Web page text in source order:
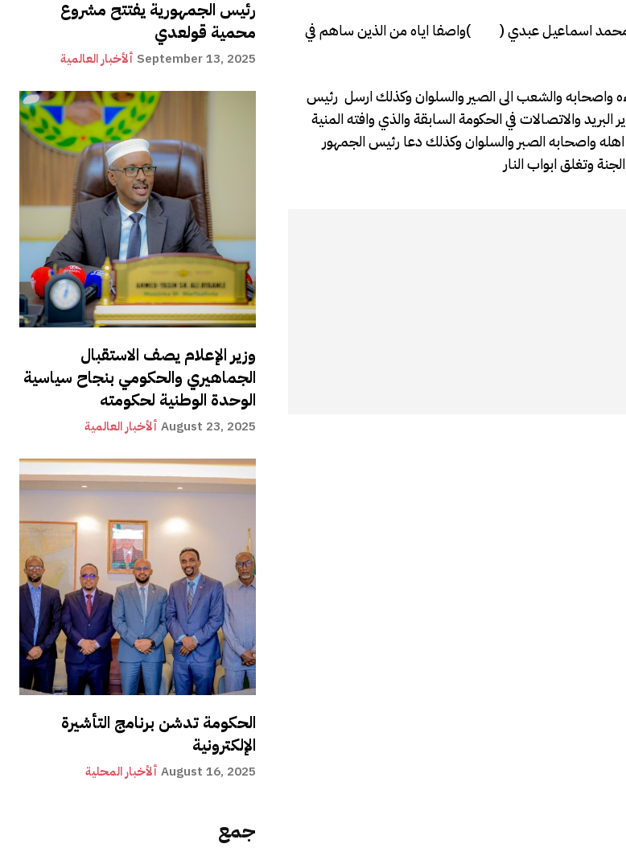
رئيس الجمهورية يفتتح مشروع
محمية قولعدي
ألأخبار العالمية September 13, 2025
وزير الإعلام يصف الاستقبال
الجماهيري والحكومي بنجاح سياسية
الوحدة الوطنية لحكومته
ألأخبار العالمية August 23, 2025
الحكومة تدشن برنامج التأشيرة
الإلكترونية
ألأخبار المحلية August 16, 2025
جمع
محمد اسماعيل عبدي ( )واصفا اياه من الذين ساهم في
واصحابه والشعب الى الصير والسلوان وكذلك ارسل رئيس
والاتصالات في الحكومة السابقة والذي وافته المنية
اهله واصحابه الصبر والسلوان وكذلك دعا رئيس الجمهور